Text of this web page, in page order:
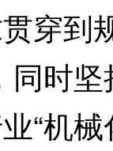
穿到
同时
“机